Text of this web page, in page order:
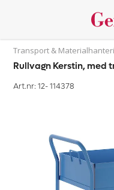
Transport &
Rullvagn Kerstin, med
Art.nr: 12-114378